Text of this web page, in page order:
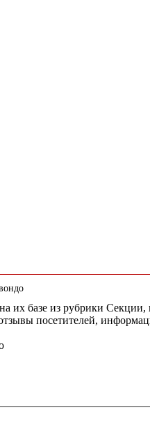
их базе из рубрики
посетителей,